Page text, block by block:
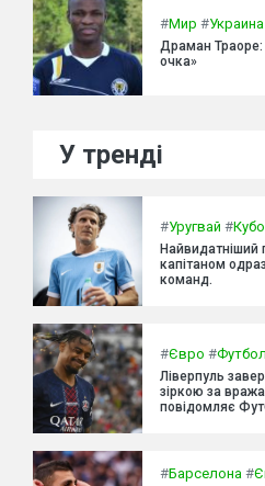
#Мир #Украина
Драман
очка»
У тренді
#Уругвай #
Найвидатніший
капітаном
команд.
#Євро #
Ліверпуль
зіркою за
повідомляє
#Барселона #